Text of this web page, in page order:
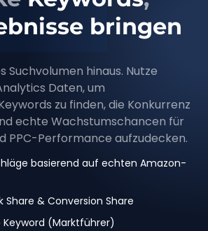
bringen
Suchvolumen hinaus. Nutze
Daten, um
zu finden, die Konkurrenz
echte Wachstumschancen für
PPC-Performance aufzudecken.
basierend auf echten Amazon-
Share & Conversion Share
Keyword (Marktführer)